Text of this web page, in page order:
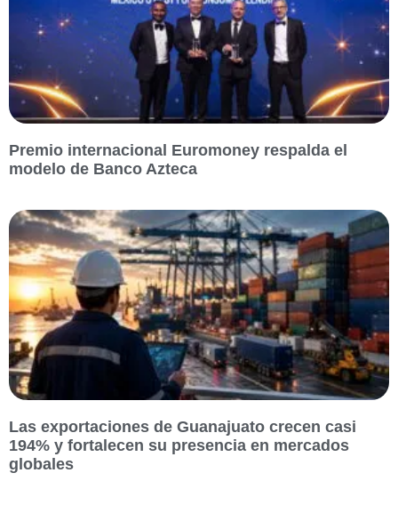
Premio internacional Euromoney respalda el
modelo de Banco Azteca
Las exportaciones de Guanajuato crecen casi
194% y fortalecen su presencia en mercados
globales